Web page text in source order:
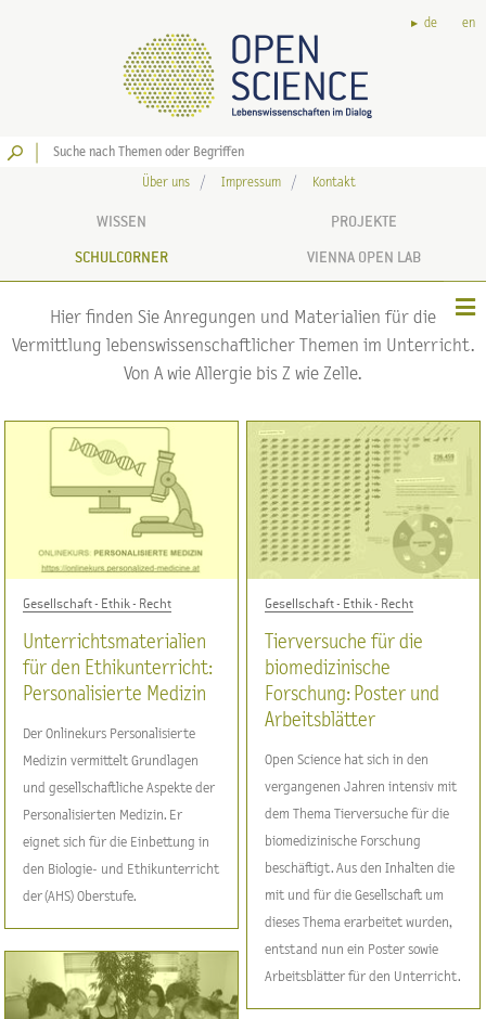
de en
Über uns Impressum Kontakt
WISSEN PROJEKTE
SCHULCORNER VIENNA OPEN LAB
Hier finden Sie Anregungen und Materialien für die
Vermittlung lebenswissenschaftlicher Themen im Unterricht.
Von A wie Allergie bis Z wie Zelle.
Gesellschaft - Ethik - Recht
Unterrichtsmaterialien
für den Ethikunterricht:
Personalisierte Medizin
Der Onlinekurs Personalisierte
Medizin vermittelt Grundlagen
und gesellschaftliche Aspekte der
Personalisierten Medizin. Er
eignet sich für die Einbettung in
den Biologie- und Ethikunterricht
der (AHS) Oberstufe.
Gesellschaft - Ethik - Recht
Tierversuche für die
biomedizinische
Forschung: Poster und
Arbeitsblätter
Open Science hat sich in den
vergangenen Jahren intensiv mit
dem Thema Tierversuche für die
biomedizinische Forschung
beschäftigt. Aus den Inhalten die
mit und für die Gesellschaft um
dieses Thema erarbeitet wurden,
entstand nun ein Poster sowie
Arbeitsblätter für den Unterricht.